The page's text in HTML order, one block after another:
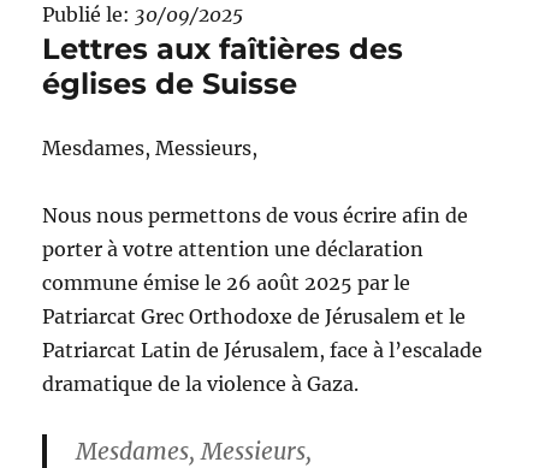
Publié le: 30/09/2025
Lettres aux faîtières des
églises de Suisse
Mesdames, Messieurs,
Nous nous permettons de vous écrire afin de
porter à votre attention une déclaration
commune émise le 26 août 2025 par le
Patriarcat Grec Orthodoxe de Jérusalem et le
Patriarcat Latin de Jérusalem, face à l’escalade
dramatique de la violence à Gaza.
Mesdames, Messieurs,